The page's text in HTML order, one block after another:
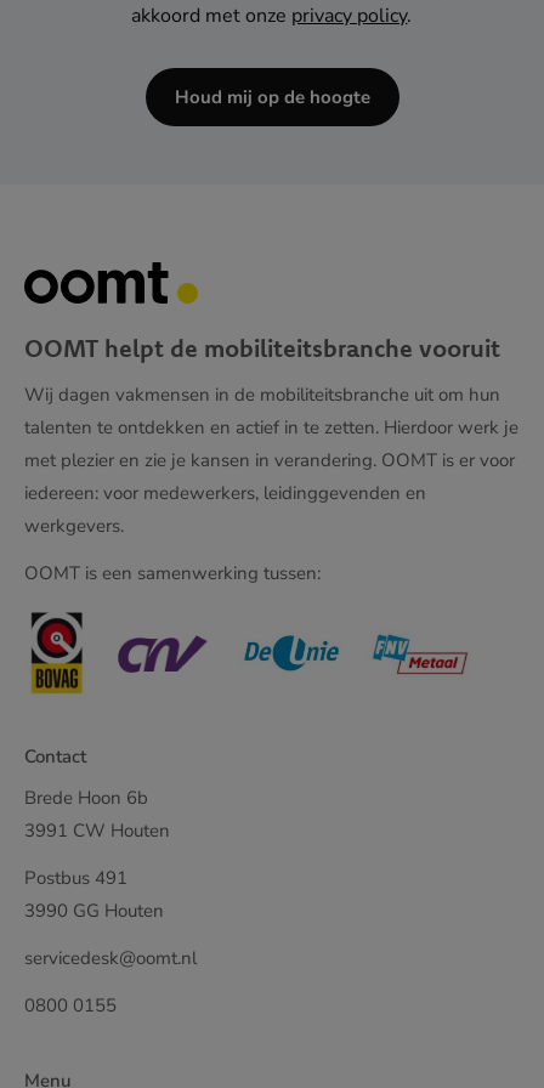
akkoord met onze privacy policy.
Houd mij op de hoogte
OOMT helpt de mobiliteitsbranche vooruit
Wij dagen vakmensen in de mobiliteitsbranche uit om hun
talenten te ontdekken en actief in te zetten. Hierdoor werk je
met plezier en zie je kansen in verandering. OOMT is er voor
iedereen: voor medewerkers, leidinggevenden en
werkgevers.
OOMT is een samenwerking tussen:
Contact
Brede Hoon 6b
3991 CW Houten
Postbus 491
3990 GG Houten
servicedesk@oomt.nl
0800 0155
Menu